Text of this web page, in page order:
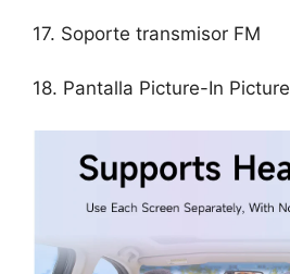
17. Soporte transmisor FM
18. Pantalla Picture-In Picture